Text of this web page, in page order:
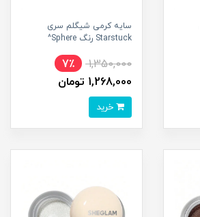
سایه کرمی شیگلم سری
Starstuck رنگ Sphere^
1,350,000
7٪
1,268,000 تومان